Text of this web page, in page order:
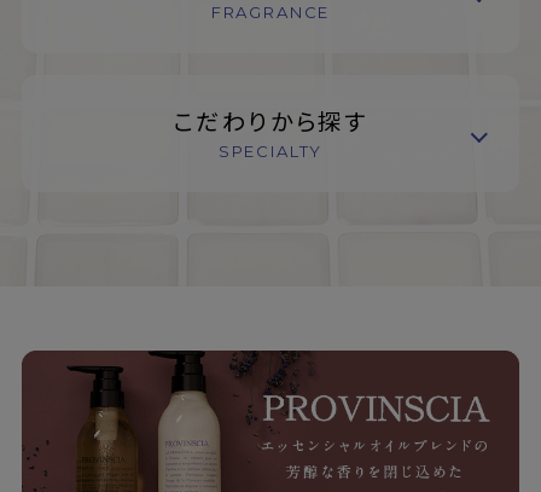
FRAGRANCE
こだわりから探す
SPECIALTY